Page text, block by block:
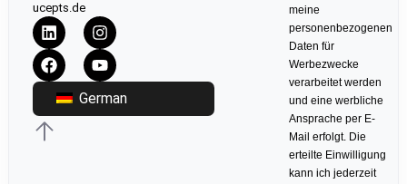
ucepts.de
German
meine
personenbezogenen
Daten für
Werbezwecke
verarbeitet werden
und eine werbliche
Ansprache per E-
Mail erfolgt. Die
erteilte Einwilligung
kann ich jederzeit